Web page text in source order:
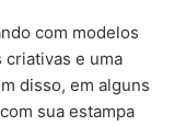
com modelos
criativas e uma
disso, em alguns
sua estampa